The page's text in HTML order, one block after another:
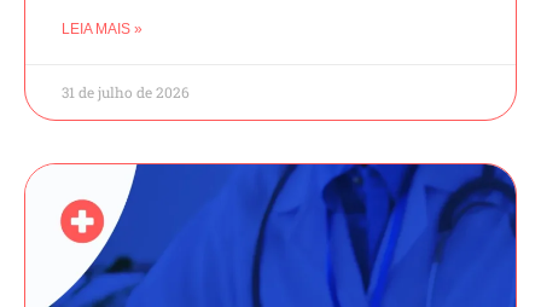
LEIA MAIS »
31 de julho de 2026